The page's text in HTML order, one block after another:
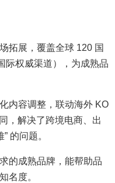
拓展，覆盖全球 120 国
际权威渠道），为成熟品
内容调整，联动海外 KO
，解决了跨境电商、出
的问题。
的成熟品牌，能帮助品
名度。